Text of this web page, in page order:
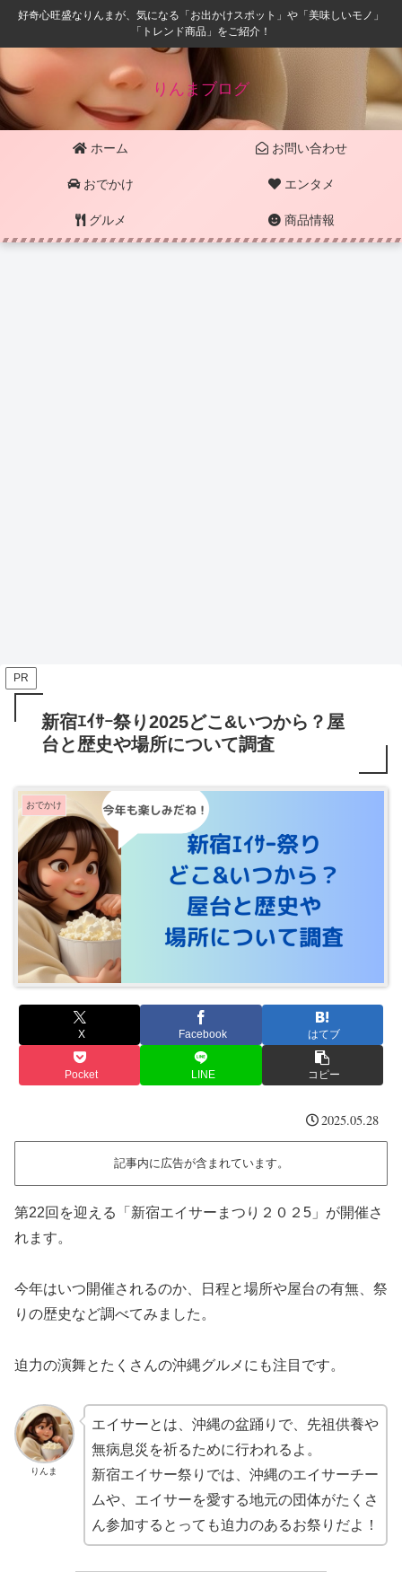
好奇心旺盛なりんまが、気になる「お出かけスポット」や「美味しいモノ」
「トレンド商品」をご紹介！
りんまブログ
ホーム お問い合わせ
おでかけ エンタメ
グルメ 商品情報
PR
新宿ｴｲｻｰ祭り2025どこ&いつから？屋
台と歴史や場所について調査
おでかけ
X Facebook はてブ
Pocket LINE コピー
2025.05.28
記事内に広告が含まれています。
第22回を迎える「新宿エイサーまつり２０２5」が開催さ
れます。
今年はいつ開催されるのか、日程と場所や屋台の有無、祭
りの歴史など調べてみました。
迫力の演舞とたくさんの沖縄グルメにも注目です。
りんま
エイサーとは、沖縄の盆踊りで、先祖供養や
無病息災を祈るために行われるよ。
新宿エイサー祭りでは、沖縄のエイサーチー
ムや、エイサーを愛する地元の団体がたくさ
ん参加するとっても迫力のあるお祭りだよ！